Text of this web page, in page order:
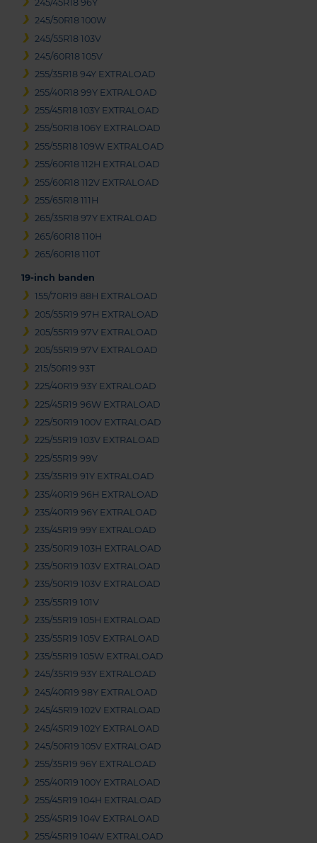
245/45R18 96Y
245/50R18 100W
245/55R18 103V
245/60R18 105V
255/35R18 94Y EXTRALOAD
255/40R18 99Y EXTRALOAD
255/45R18 103Y EXTRALOAD
255/50R18 106Y EXTRALOAD
255/55R18 109W EXTRALOAD
255/60R18 112H EXTRALOAD
255/60R18 112V EXTRALOAD
255/65R18 111H
265/35R18 97Y EXTRALOAD
265/60R18 110H
265/60R18 110T
19-inch banden
155/70R19 88H EXTRALOAD
205/55R19 97H EXTRALOAD
205/55R19 97V EXTRALOAD
205/55R19 97V EXTRALOAD
215/50R19 93T
225/40R19 93Y EXTRALOAD
225/45R19 96W EXTRALOAD
225/50R19 100V EXTRALOAD
225/55R19 103V EXTRALOAD
225/55R19 99V
235/35R19 91Y EXTRALOAD
235/40R19 96H EXTRALOAD
235/40R19 96Y EXTRALOAD
235/45R19 99Y EXTRALOAD
235/50R19 103H EXTRALOAD
235/50R19 103V EXTRALOAD
235/50R19 103V EXTRALOAD
235/55R19 101V
235/55R19 105H EXTRALOAD
235/55R19 105V EXTRALOAD
235/55R19 105W EXTRALOAD
245/35R19 93Y EXTRALOAD
245/40R19 98Y EXTRALOAD
245/45R19 102V EXTRALOAD
245/45R19 102Y EXTRALOAD
245/50R19 105V EXTRALOAD
255/35R19 96Y EXTRALOAD
255/40R19 100Y EXTRALOAD
255/45R19 104H EXTRALOAD
255/45R19 104V EXTRALOAD
255/45R19 104W EXTRALOAD